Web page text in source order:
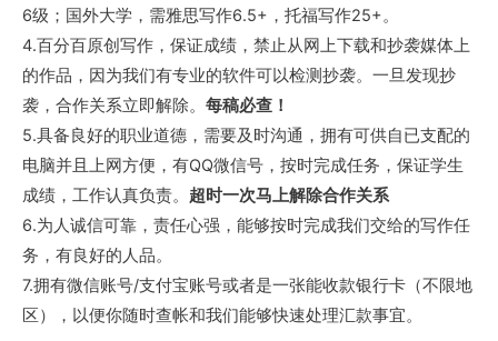
6级；国外大学，需雅思写作6.5+，托福写作25+。
4.百分百原创写作，保证成绩，禁止从网上下载和抄袭媒体上
的作品，因为我们有专业的软件可以检测抄袭。一旦发现抄
袭，合作关系立即解除。 每稿必查！
5.具备良好的职业道德，需要及时沟通，拥有可供自已支配的
电脑并且上网方便，有QQ微信号，按时完成任务，保证学生
成绩，工作认真负责。 超时一次马上解除合作关系
6.为人诚信可靠，责任心强，能够按时完成我们交给的写作任
务，有良好的人品。
7.拥有微信账号/支付宝账号或者是一张能收款银行卡（不限地
区），以便你随时查帐和我们能够快速处理汇款事宜。